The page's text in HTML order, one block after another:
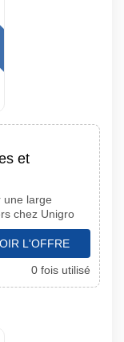
et
une large
chez Unigro
L'OFFRE
0 fois utilisé